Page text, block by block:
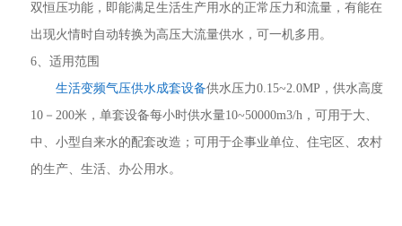
双恒压功能，即能满足生活生产用水的正常压力和流量，有能在
出现火情时自动转换为高压大流量供水，可一机多用。
6、适用范围
生活变频气压供水成套设备供水压力0.15~2.0MP，供水高度
10－200米，单套设备每小时供水量10~50000m3/h，可用于大、
中、小型自来水的配套改造；可用于企事业单位、住宅区、农村
的生产、生活、办公用水。